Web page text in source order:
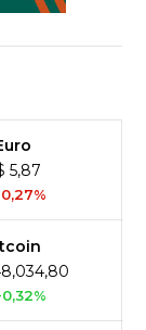
5,87